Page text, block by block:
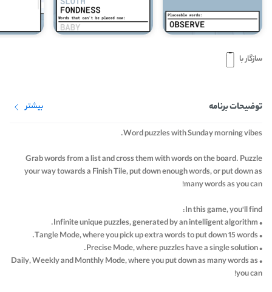
سازگار با
توضیحات برنامه بیشتر
Word puzzles with Sunday morning vibes.
Grab words from a list and cross them with words on the board. Puzzle
your way towards a Finish Tile, put down enough words, or put down as
many words as you can!
In this game, you'll find:
• Infinite unique puzzles, generated by an intelligent algorithm.
• Tangle Mode, where you pick up extra words to put down 15 words.
• Precise Mode, where puzzles have a single solution.
• Daily, Weekly and Monthly Mode, where you put down as many words as
you can!